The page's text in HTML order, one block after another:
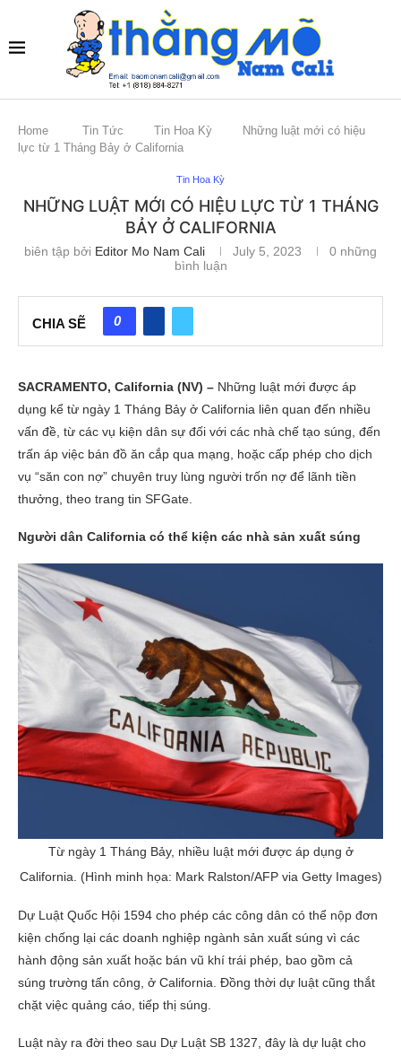
Home Tin Tức Tin Hoa Kỳ
Những luật mới có hiệu
lực từ 1 Tháng Bảy ở California
Tin Hoa Kỳ
NHỮNG LUẬT MỚI CÓ HIỆU LỰC TỪ 1 THÁNG
BẢY Ở CALIFORNIA
biên tập bởi Editor Mo Nam Cali July 5, 2023
0 những
bình luận
CHIA SẼ 0
SACRAMENTO, California (NV) – Những luật mới được áp
dụng kể từ ngày 1 Tháng Bảy ở California liên quan đến nhiều
vấn đề, từ các vụ kiện dân sự đối với các nhà chế tạo súng, đến
trấn áp việc bán đồ ăn cắp qua mạng, hoặc cấp phép cho dịch
vụ “săn con nợ” chuyên truy lùng người trốn nợ để lãnh tiền
thưởng, theo trang tin SFGate.
Người dân California có thể kiện các nhà sản xuất súng
Từ ngày 1 Tháng Bảy, nhiều luật mới được áp dụng ở
California. (Hình minh họa: Mark Ralston/AFP via Getty Images)
Dự Luật Quốc Hội 1594 cho phép các công dân có thể nộp đơn
kiện chống lại các doanh nghiệp ngành sản xuất súng vì các
hành động sản xuất hoặc bán vũ khí trái phép, bao gồm cả
súng trường tấn công, ở California. Đồng thời dự luật cũng thắt
chặt việc quảng cáo, tiếp thị súng.
Luật này ra đời theo sau Dự Luật SB 1327, đây là dự luật cho